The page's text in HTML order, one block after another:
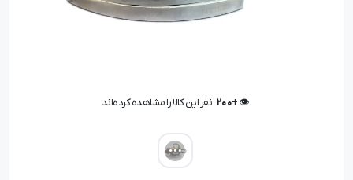
👁️ +
200 نفر این کالا را مشاهده کرده‌اند